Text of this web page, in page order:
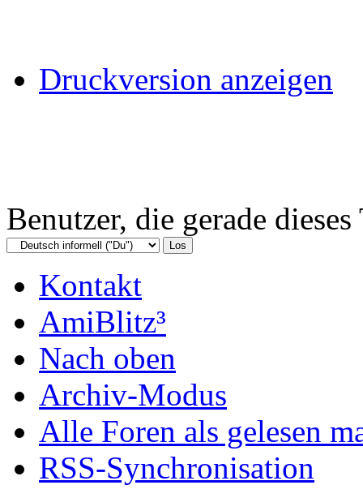
Druckversion anzeigen
Benutzer, die gerade
Kontakt
AmiBlitz³
Nach oben
Archiv-Modus
Alle Foren als gelesen
RSS-Synchronisation